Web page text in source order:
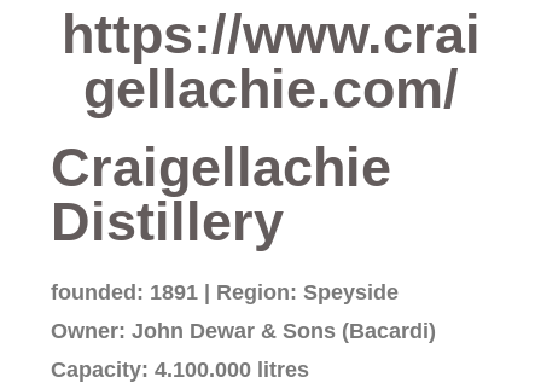
https://www.crai
gellachie.com/
Craigellachie
Distillery
founded: 1891 | Region: Speyside
Owner: John Dewar & Sons (Bacardi)
Capacity: 4.100.000 litres